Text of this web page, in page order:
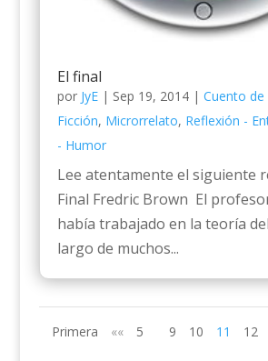
El final
por JyE| Sep 19, 2014| Cuento de
Ficción, Microrrelato, Reflexión -
- Humor
Lee atentamente el siguiente
Final Fredric Brown El
había trabajado en la teoría
largo de muchos...
Primera «« 5 9 10 11 12